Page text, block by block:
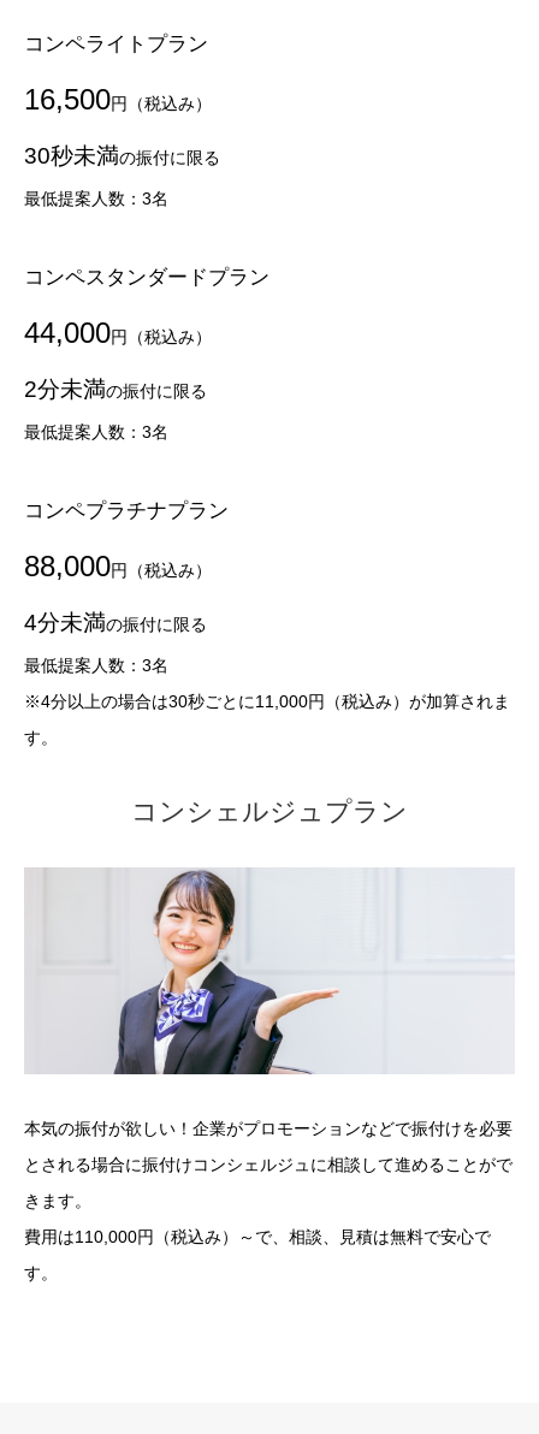
コンペライトプラン
16,500円（税込み）
30秒未満の振付に限る
最低提案人数：3名
コンペスタンダードプラン
44,000円（税込み）
2分未満の振付に限る
最低提案人数：3名
コンペプラチナプラン
88,000円（税込み）
4分未満の振付に限る
最低提案人数：3名
※4分以上の場合は30秒ごとに11,000円（税込み）が加算されま
す。
コンシェルジュプラン
本気の振付が欲しい！企業がプロモーションなどで振付けを必要
とされる場合に振付けコンシェルジュに相談して進めることがで
きます。
費用は110,000円（税込み）～で、相談、見積は無料で安心で
す。